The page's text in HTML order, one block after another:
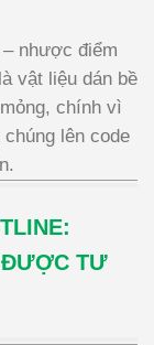
nhược điểm
vật liệu dán bề
chính vì
lên code
TƯ